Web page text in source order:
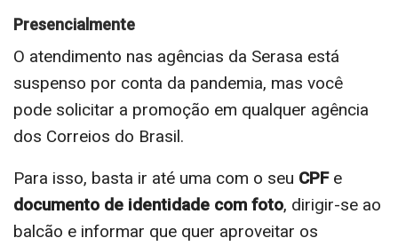
Presencialmente
O atendimento nas agências da Serasa está
suspenso por conta da pandemia, mas você
pode solicitar a promoção em qualquer agência
dos Correios do Brasil.
Para isso, basta ir até uma com o seu CPFe
documento de identidade com foto, dirigir-se ao
balcão e informar que quer aproveitar os